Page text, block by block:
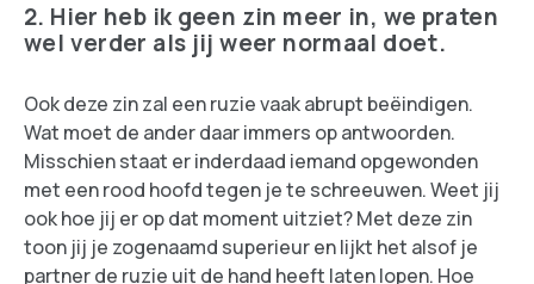
2. Hier heb ik geen zin meer in, we praten
wel verder als jij weer normaal doet.
Ook deze zin zal een ruzie vaak abrupt beëindigen.
Wat moet de ander daar immers op antwoorden.
Misschien staat er inderdaad iemand opgewonden
met een rood hoofd tegen je te schreeuwen. Weet jij
ook hoe jij er op dat moment uitziet? Met deze zin
toon jij je zogenaamd superieur en lijkt het alsof je
partner de ruzie uit de hand heeft laten lopen. Hoe